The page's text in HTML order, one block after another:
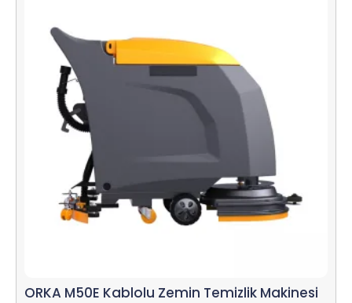
ORKA M50E Kablolu Zemin Temizlik Makinesi